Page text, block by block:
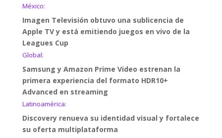
México:
Imagen Televisión obtuvo una sublicencia de
Apple TV y está emitiendo juegos en vivo de la
Leagues Cup
Global:
Samsung y Amazon Prime Video estrenan la
primera experiencia del formato HDR10+
Advanced en streaming
Latinoamérica:
Discovery renueva su identidad visual y fortalece
su oferta multiplataforma